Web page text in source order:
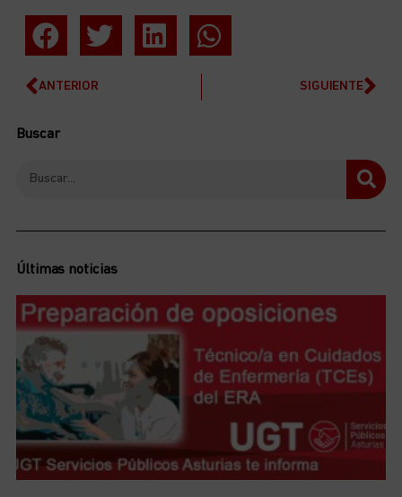
ANTERIOR SIGUIENTE
Buscar
Últimas noticias